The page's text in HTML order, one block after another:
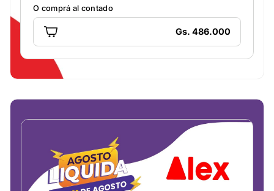
O comprá al contado
Gs. 486.000